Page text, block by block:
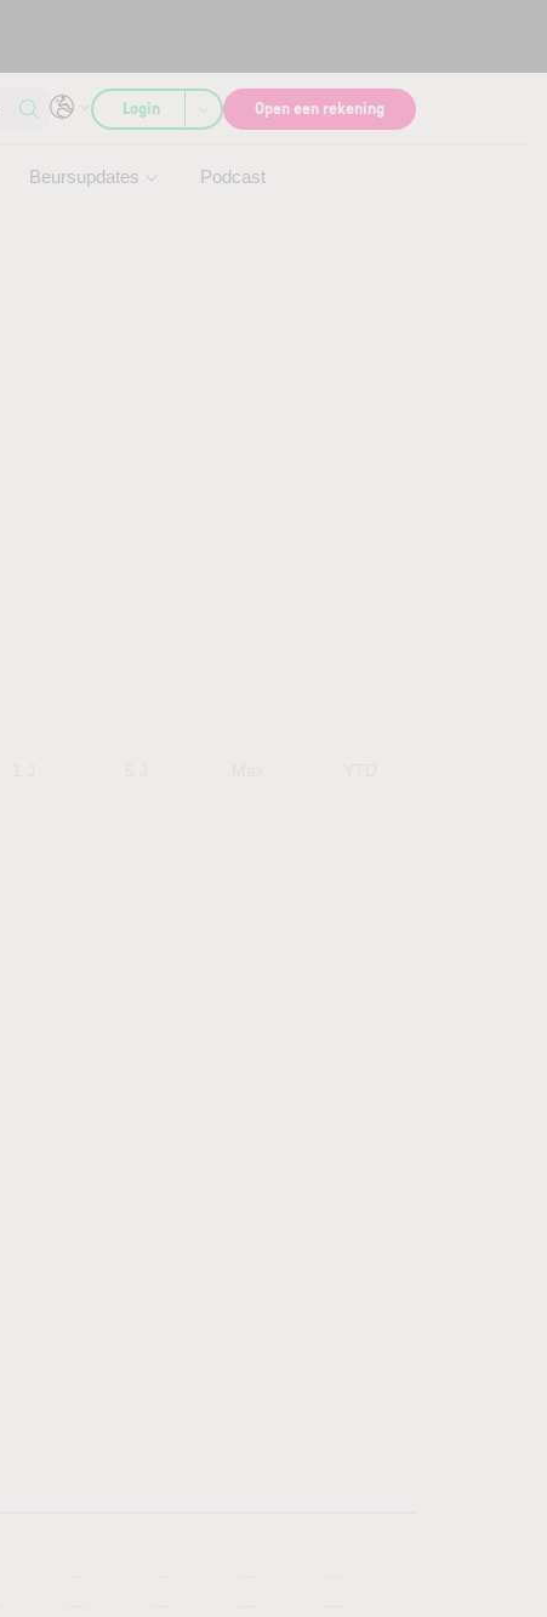
Beursupdates Podcast
Login Open een rekening